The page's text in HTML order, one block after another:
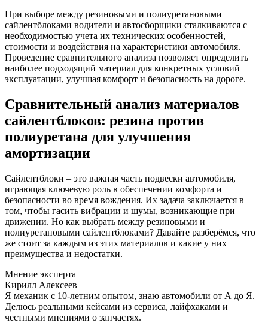
При выборе между резиновыми и полиуретановыми
сайлентблоками водители и автосборщики сталкиваются с
необходимостью учета их технических особенностей,
стоимости и воздействия на характеристики автомобиля.
Проведение сравнительного анализа позволяет определить
наиболее подходящий материал для конкретных условий
эксплуатации, улучшая комфорт и безопасность на дороге.
Сравнительный анализ материалов
сайлентблоков: резина против
полиуретана для улучшения
амортизации
Сайлентблоки – это важная часть подвески автомобиля,
играющая ключевую роль в обеспечении комфорта и
безопасности во время вождения. Их задача заключается в
том, чтобы гасить вибрации и шумы, возникающие при
движении. Но как выбрать между резиновыми и
полиуретановыми сайлентблоками? Давайте разберёмся, что
же стоит за каждым из этих материалов и какие у них
преимущества и недостатки.
Мнение эксперта
Кирилл Алексеев
Я механик с 10-летним опытом, знаю автомобили от А до Я.
Делюсь реальными кейсами из сервиса, лайфхаками и
честными мнениями о запчастях.